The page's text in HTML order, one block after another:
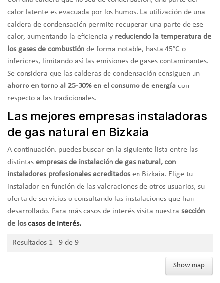
calor latente es evacuada por los humos. La utilización de una
caldera de condensación permite recuperar una parte de ese
calor, aumentando la eficiencia y reduciendo la temperatura de
los gases de combustión de forma notable, hasta 45°C o
inferiores, limitando así las emisiones de gases contaminantes.
Se considera que las calderas de condensación consiguen un
ahorro en torno al 25-30% en el consumo de energía con
respecto a las tradicionales.
Las mejores empresas instaladoras
de gas natural en Bizkaia
A continuación, puedes buscar en la siguiente lista entre las
distintas empresas de instalación de gas natural, con
instaladores profesionales acreditadosen Bizkaia. Elige tu
instalador en función de las valoraciones de otros usuarios, su
oferta de servicios o consultando las instalaciones que han
desarrollado. Para más casos de interés visita nuestra sección
de los casos de interés.
Resultados 1 - 9 de 9
Show map